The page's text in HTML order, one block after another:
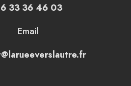
33 36 46 03
Email